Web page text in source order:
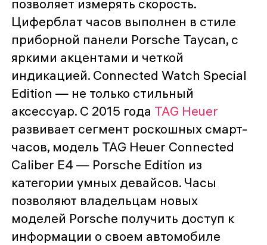
позволяет измерять скорость.
Циферблат часов выполнен в стиле
приборной панели Porsche Taycan, с
яркими акцентами и четкой
индикацией. Connected Watch Special
Edition — не только стильный
аксессуар. С 2015 года TAG Heuer
развивает сегмент роскошных смарт-
часов, модель TAG Heuer Connected
Caliber E4 — Porsche Edition из
категории умных девайсов. Часы
позволяют владельцам новых
моделей Porsche получить доступ к
информации о своем автомобиле